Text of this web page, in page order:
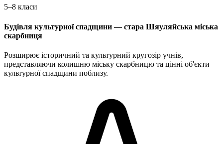
5–8 класи
Будівля культурної спадщини — стара Шяуляйська міська
скарбниця
Розширює історичний та культурний кругозір учнів,
представляючи колишню міську скарбницю та цінні об'єкти
культурної спадщини поблизу.